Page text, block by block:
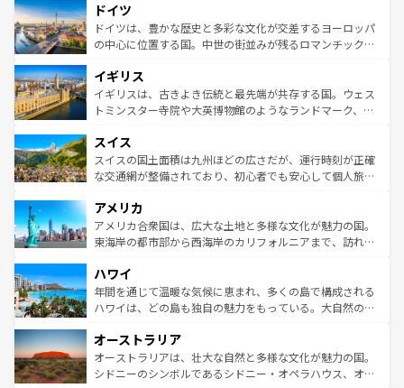
せる。地方によって風土や気候が異なるスペインはその個
性で訪れる人を魅了する。 なお、新着のスペイン情報は コ
ンテンツ一覧を参照してほしい。
で、幅広い魅力が詰まっている。華麗な宮殿、歴史的な大
聖堂、美しいビーチ、そして豊かな自然が、訪れる者を心
から魅了する。また、フランスは美食の国としても知ら
いる。シャンパンの発祥地であるランス、プロヴァンスの
香り高いラベンダー畑など、多彩な楽しみ方が可能だ。さ
らに、パリ以外の地域にも魅力が溢れており、どの街角に
れる地方に足を運ぶとそれぞれで全く異なる文化を体験で
きるだろう。 なお、新着のフランス情報はコンテンツ一覧
を参照してほしい。
ドイツ
ドイツは、豊かな歴史と多彩な文化が交差するヨーロッパ
の中心に位置する国。中世の街並みが残るロマンチック街
顔を持つこの国は、どこを歩いても飽きることがない。ベ
ルリンの文化的活気、バイエルン州のアルプスの絶景、そ
してライン川沿いのワイン畑といった風景は必見。ビール
は、お酒好きな人にはぜひ体験してほしい。 なお、新着の
ドイツ情報はコンテンツ一覧を参照してほしい。
イギリス
イギリスは、古きよき伝統と最先端が共存する国。ウェス
トミンスター寺院や大英博物館のようなランドマーク、歴
リアごとに異なる魅力がある。また、優雅なアフタヌーン
ティー、ビール好きにはたまらない英国パブ、サッカー観
戦など、本場だからこそできる体験も豊富。イギリスを旅
ンツ一覧を参照してほしい。
スイス
スイスの国土面積は九州ほどの広さだが、運行時刻が正確
な交通網が整備されており、初心者でも安心して個人旅行
の建物がそのまま残る町や、スイスならではのユニークな
博物館もあり、アルプス観光だけでなく町歩きも満喫する
ことができる。国民の所得が高いため物価も高いが、旅行
ば市内交通費無料で観光を楽しむこともできる。 なお、新
着のスイス情報はコンテンツ一覧 を参照してほしい。
アメリカ
アメリカ合衆国は、広大な土地と多様な文化が魅力の国。
東海岸の都市部から西海岸のカリフォルニアまで、訪れる
のような巨大都市は、観光、ショッピング、エンターテイ
ンメントが詰まった刺激的なスポットだ。一方、アメリカ
西部には大自然が広がり、グランドキャニオンやイエロー
部のニューオーリンズでは、音楽と美食が融合した独特の
文化が魅力。旅行者はアメリカの各地域で異なる魅力を楽
しみながら、その多様性と豊かな歴史を感じることができ
ハワイ
年間を通じて温暖な気候に恵まれ、多くの島で構成される
ハワイは、どの島も独自の魅力をもっている。大自然の神
ワイ島は見逃せない。また、定番の観光地といえばオアフ
島だが、静かな自然を求めるならマウイ島やカウアイ島が
おすすめ。エメラルドグリーンに輝く海をはじめ、豊かな
オーストラリア
オーストラリアは、壮大な自然と多様な文化が魅力の国。
シドニーのシンボルであるシドニー・オペラハウス、オー